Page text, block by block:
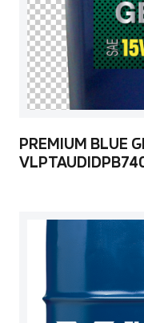
PREMIUM BLUE